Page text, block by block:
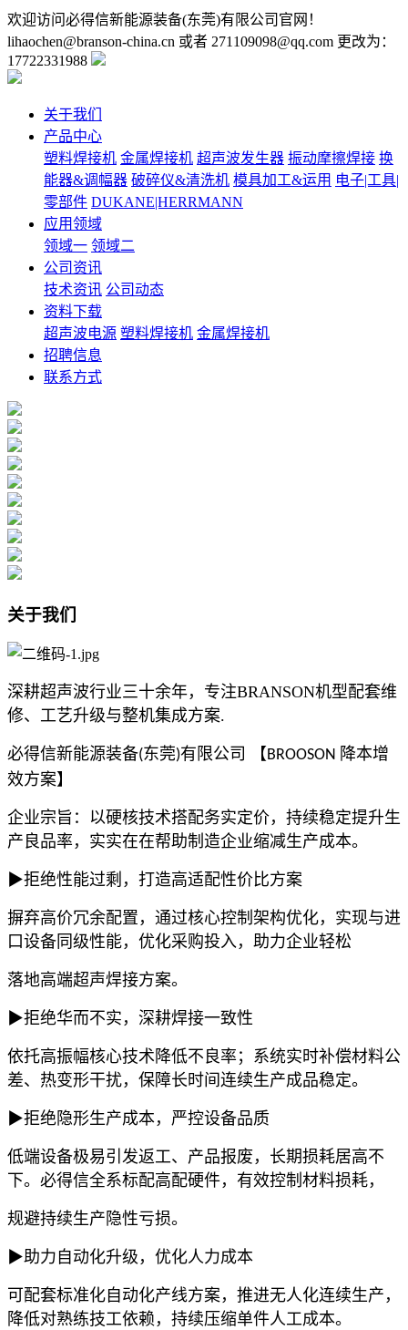
欢迎访问必得信新能源装备(东莞)有限公司官网！
lihaochen@branson-china.cn 或者 271109098@qq.com 更改为：
17722331988
关于我们
产品中心
塑料焊接机 金属焊接机 超声波发生器 振动摩擦焊接 换
能器&调幅器 破碎仪&清洗机 模具加工&运用 电子|工具|
零部件 DUKANE|HERRMANN
应用领域
领域一 领域二
公司资讯
技术资讯 公司动态
资料下载
超声波电源 塑料焊接机 金属焊接机
招聘信息
联系方式
关于我们
深耕超声波行业三十余年，专注BRANSON机型配套维
修、工艺升级与整机集成方案.
必得信新能源装备(东莞)有限公司 【BROOSON 降本增
效方案】
企业宗旨：以硬核技术搭配务实定价，持续稳定提升生
产良品率，实实在在帮助制造企业缩减生产成本。
▶拒绝性能过剩，打造高适配性价比方案
摒弃高价冗余配置，通过核心控制架构优化，实现与进
口设备同级性能，优化采购投入，助力企业轻松
落地高端超声焊接方案。
▶拒绝华而不实，深耕焊接一致性
依托高振幅核心技术降低不良率；系统实时补偿材料公
差、热变形干扰，保障长时间连续生产成品稳定。
▶拒绝隐形生产成本，严控设备品质
低端设备极易引发返工、产品报废，长期损耗居高不
下。必得信全系标配高配硬件，有效控制材料损耗，
规避持续生产隐性亏损。
▶助力自动化升级，优化人力成本
可配套标准化自动化产线方案，推进无人化连续生产，
降低对熟练技工依赖，持续压缩单件人工成本。